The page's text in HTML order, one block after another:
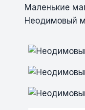
Маленькие
Неодимовый